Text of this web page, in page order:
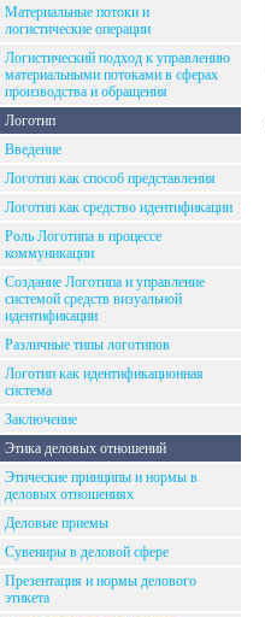
Материальные потоки и
логистические операции
Логистический подход к управлению
материальными потоками в сферах
производства и обращения
Логотип
Введение
Логотип как способ представления
Логотип как средство идентификации
Роль Логотипа в процессе
коммуникации
Создание Логотипа и управление
системой средств визуальной
идентификации
Различные типы логотипов
Логотип как идентификационная
система
Заключение
Этика деловых отношений
Этические принципы и нормы в
деловых отношениях
Деловые приемы
Сувениры в деловой сфере
Презентация и нормы делового
этикета